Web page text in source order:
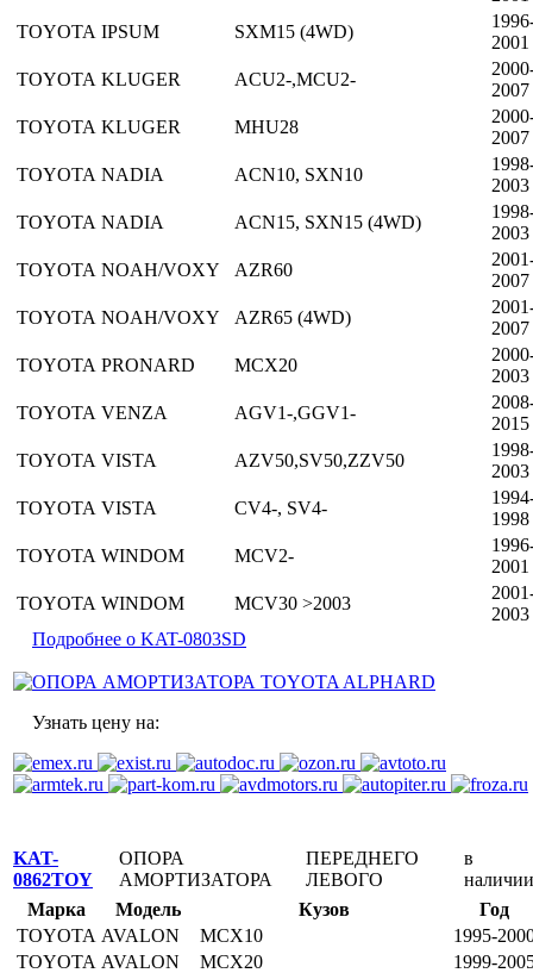
TOYOTA IPSUM SXM15 (4WD)
2001
TOYOTA KLUGER ACU2-,MCU2-
2007
TOYOTA KLUGER MHU28
2007
TOYOTA NADIA ACN10, SXN10
2003
TOYOTA NADIA ACN15, SXN15 (4WD)
2003
TOYOTA NOAH/VOXY AZR60
2007
TOYOTA NOAH/VOXY AZR65 (4WD)
2007
TOYOTA PRONARD MCX20
2003
TOYOTA VENZA AGV1-,GGV1-
2015
TOYOTA VISTA AZV50,SV50,ZZV50
2003
TOYOTA VISTA CV4-, SV4-
1998
TOYOTA WINDOM MCV2-
2001
TOYOTA WINDOM MCV30 >2003
2003
Подробнее о KAT-0803SD
Узнать цену на:
KAT-
0862TOY
ОПОРА
АМОРТИЗАТОРА
ПЕРЕДНЕГО
ЛЕВОГО
в
наличии
Марка
Модель Кузов
Год
TOYOTA AVALON MCX10
1995-
TOYOTA AVALON MCX20
1999-